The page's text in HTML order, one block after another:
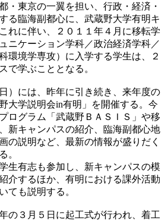
・東京の一翼を担い、行政・経済・
る臨海副都心に、武蔵野大学有明キ
れに伴い、２０１１年４月に移転学
ニケーション学科／政治経済学科／
環境学専攻）に入学する学生は、２
で学ぶこととなる。
）には、昨年に引き続き、来年度の
大学説明会in有明」を開催する。今
ログラム「武蔵野ＢＡＳＩＳ」や移
新キャンパスの紹介、臨海副都心地
の説明など、最新の情報が盛りだく
。
生有志も参加し、新キャンパスの模
介するほか、有明における課外活動
ても説明する。
の３月５日に起工式が行われ、着工